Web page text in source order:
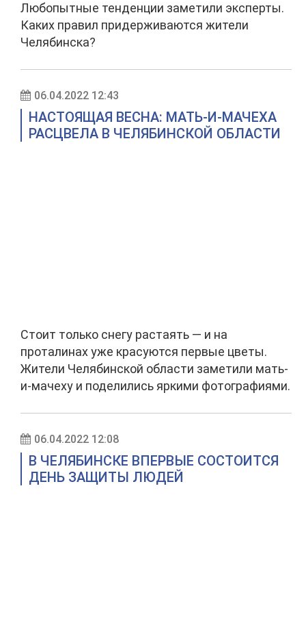
Любопытные тенденции заметили эксперты.
Каких правил придерживаются жители
Челябинска?
06.04.2022 12:43
НАСТОЯЩАЯ ВЕСНА: МАТЬ-И-МАЧЕХА
РАСЦВЕЛА В ЧЕЛЯБИНСКОЙ ОБЛАСТИ
Стоит только снегу растаять — и на
проталинах уже красуются первые цветы.
Жители Челябинской области заметили мать-
и-мачеху и поделились яркими фотографиями.
06.04.2022 12:08
В ЧЕЛЯБИНСКЕ ВПЕРВЫЕ СОСТОИТСЯ
ДЕНЬ ЗАЩИТЫ ЛЮДЕЙ